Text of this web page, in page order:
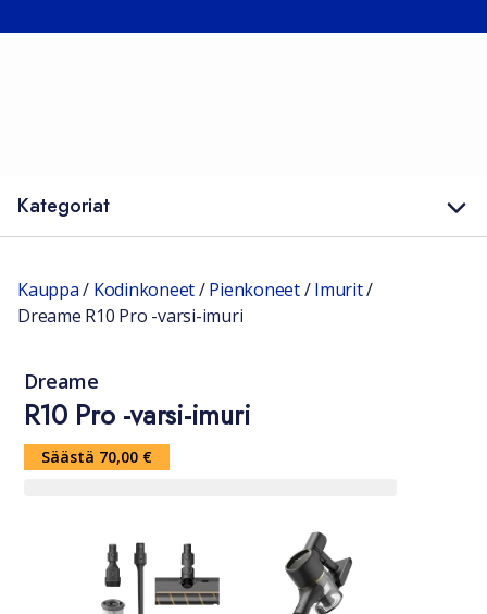
Kategoriat
Kauppa/ Kodinkoneet/Pienkoneet/Imurit/
Dreame R10 Pro -varsi-imuri
R10 Pro -varsi-imuri
Dreame
Säästä 70,00 €